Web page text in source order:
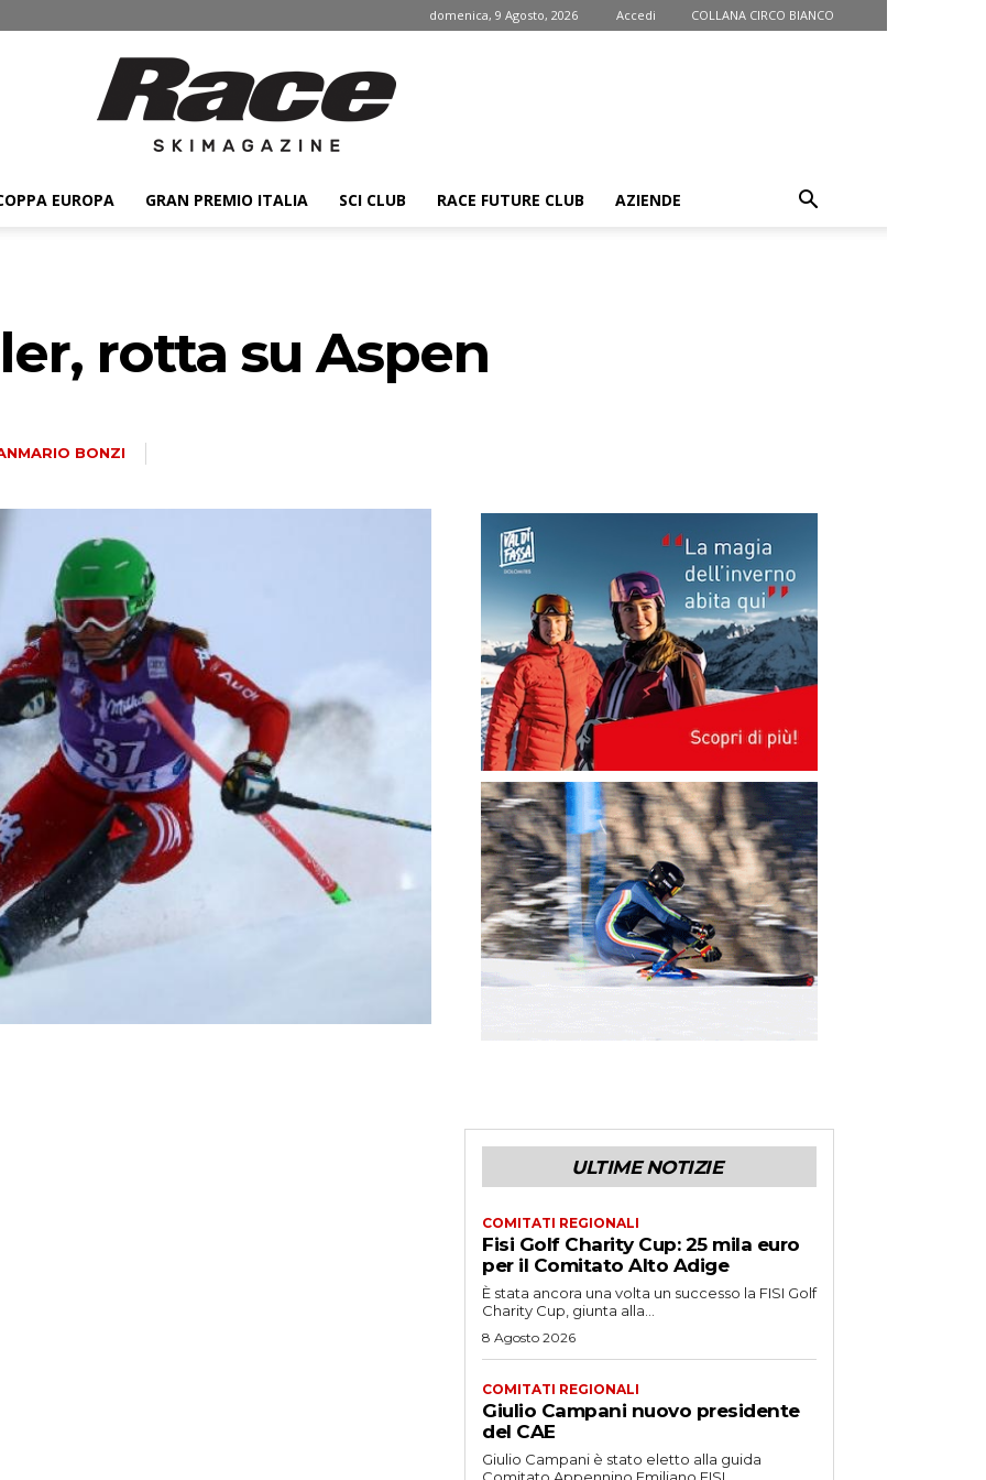
domenica, 9 Agosto, 2026 Accedi COLLANA CIRCO BIANCO
ski
magazine
EUROPA GRAN PREMIO ITALIA SCI CLUB RACE FUTURE CLUB AZIENDE
rotta su Aspen
BONZI
ULTIME NOTIZIE
COMITATI REGIONALI
Fisi Golf Charity Cup: 25 mila euro
per il Comitato Alto Adige
È stata ancora una volta un successo la FISI Golf
Charity Cup, giunta alla...
8 Agosto 2026
COMITATI REGIONALI
Giulio Campani nuovo presidente
del CAE
Giulio Campani è stato eletto alla guida